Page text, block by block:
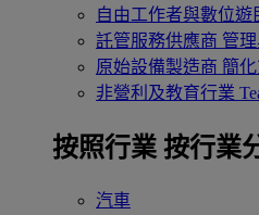
自由工作者與數位遊
託管服務供應商 管
原始設備製造商 簡
非營利及教育行業
按照行業 按行業
汽車